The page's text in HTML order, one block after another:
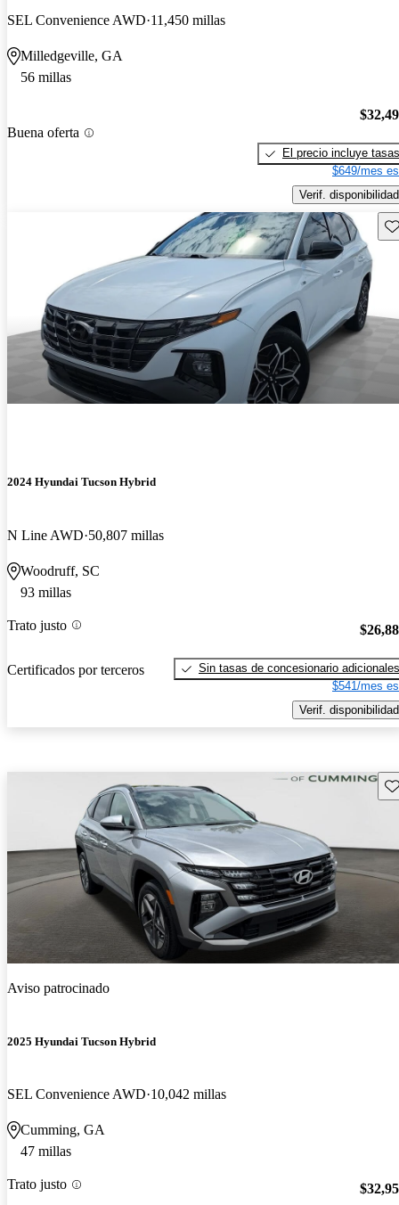
SEL Convenience AWD 11,450 millas
Milledgeville, GA
56 millas
Buena oferta
El precio incluye tasas
$649/mes
Verif. disponibilidad
2024 Hyundai Tucson Hybrid
N Line AWD 50,807 millas
Woodruff, SC
93 millas
Trato justo
Certificados por terceros
Sin tasas de concesionario adicionales
$541/mes
Verif. disponibilidad
Aviso patrocinado
2025 Hyundai Tucson Hybrid
SEL Convenience AWD 10,042 millas
Cumming, GA
47 millas
Trato justo